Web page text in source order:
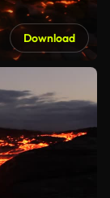
Download